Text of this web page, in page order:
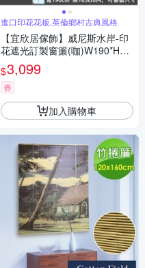
進口印花花板,英倫鄉村古典風格
【宜欣居傢飾】威尼斯水岸-印
花遮光訂製窗簾(咖)W190*H16
5cm以內*2片/台灣製MIT
$3,099
券
加入購物車